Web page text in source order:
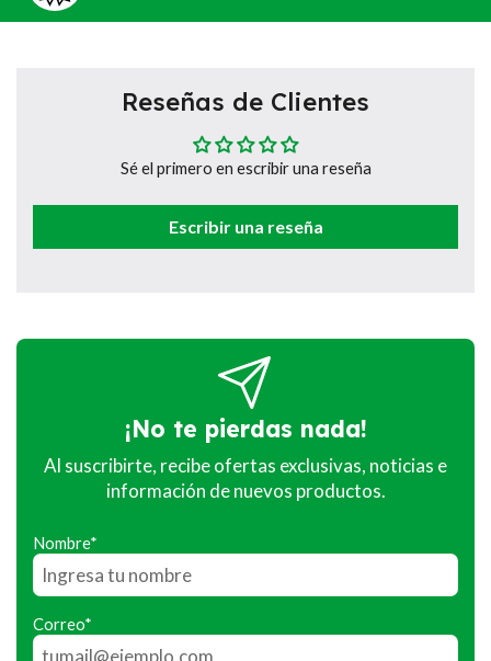
Reseñas de Clientes
Sé el primero en escribir una reseña
Escribir una reseña
¡No te pierdas nada!
Al suscribirte, recibe ofertas exclusivas, noticias e
información de nuevos productos.
Nombre*
Correo*